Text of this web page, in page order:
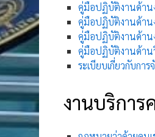
คู่มือปฏิบัติงานด้าน
คู่มือปฏิบัติงานด้าน
คู่มือปฏิบัติงานด้าน
คู่มือปฏิบัติงานด้าน
ระเบียบเกี่ยวกับการ
งานบริการ